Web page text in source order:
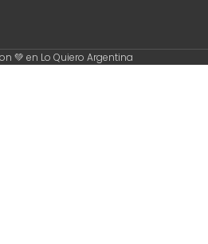
💚 en Lo Quiero Argentina